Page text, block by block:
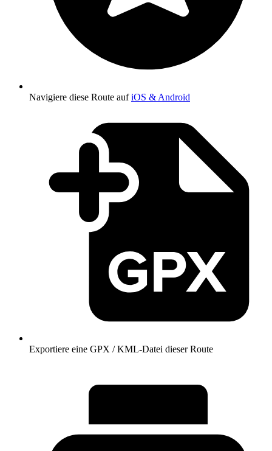
Navigiere diese Route aufiOS & Android
Exportiere eine GPX / KML-Datei dieser Route